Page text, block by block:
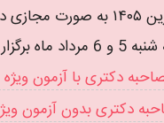
ویژه متاخرین ۱۴۰۵ به صورت
خواهد شد.
دکتری با آزمون
دکتری بدون آزمون